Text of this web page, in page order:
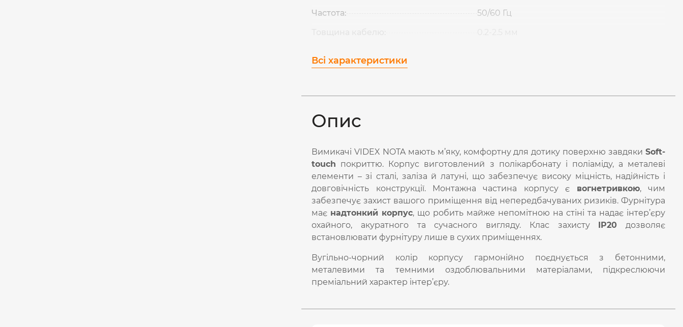
Частота:
50/60 Гц
Всі характеристики
Опис
Вимикачі VIDEX NOTA мають м’яку, комфортну для дотику поверхню завдяки Soft-
touch покриттю. Корпус виготовлений з полікарбонату і поліаміду, а металеві
елементи – зі сталі, заліза й латуні, що забезпечує високу міцність, надійність і
довговічність конструкції. Монтажна частина корпусу є вогнетривкою, чим
забезпечує захист вашого приміщення від непередбачуваних ризиків. Фурнітура
має надтонкий корпус, що робить майже непомітною на стіні та надає інтер’єру
охайного, акуратного та сучасного вигляду. Клас захисту IP20 дозволяє
встановлювати фурнітуру лише в сухих приміщеннях.
Вугільно-чорний колір корпусу гармонійно поєднується з бетонними,
металевими та темними оздоблювальними матеріалами, підкреслюючи
преміальний характер інтер’єру.